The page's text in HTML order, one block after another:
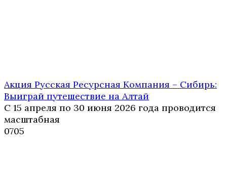
Акция Русская Ресурсная Компания – Сибирь:
Выиграй путешествие на Алтай
С 15 апреля по 30 июня 2026 года проводится
масштабная
0705